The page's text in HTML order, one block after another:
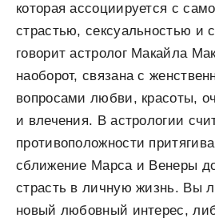
которая ассоциируется с
страстью, сексуальностью и
говорит астролог Макайла
наоборот, связана с
вопросами любви, красоты,
и влечения. В астрологии
противоположности
сближение Марса и Венеры
страсть в личную жизнь. Вы
новый любовный интерес,